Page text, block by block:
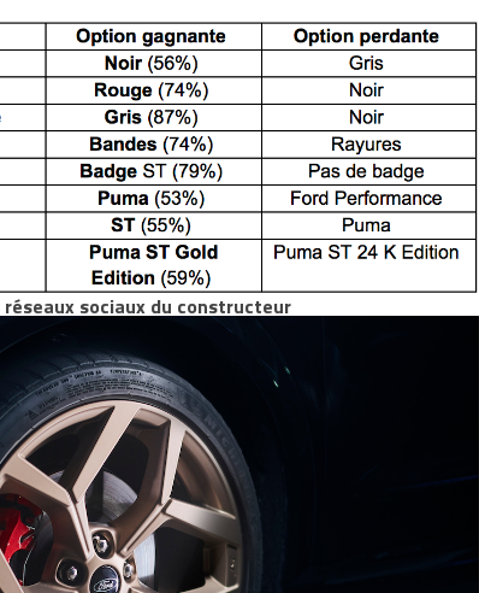
sociaux du constructeur